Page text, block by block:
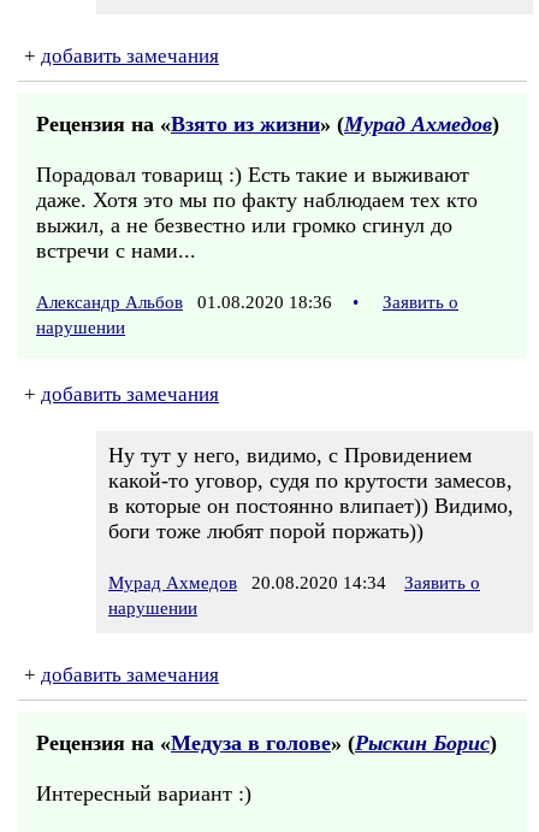
+ добавить замечания
Рецензия на «Взято из жизни» (Мурад Ахмедов)
Порадовал товарищ :) Есть такие и выживают
даже. Хотя это мы по факту наблюдаем тех кто
выжил, а не безвестно или громко сгинул до
встречи с нами...
Александр Альбов 01.08.2020 18:36 •
Заявить о
нарушении
+ добавить замечания
Ну тут у него, видимо, с Провидением
какой-то уговор, судя по крутости замесов,
в которые он постоянно влипает)) Видимо,
боги тоже любят порой поржать))
Мурад Ахмедов 20.08.2020 14:34
Заявить о
нарушении
+ добавить замечания
Рецензия на «Медуза в голове» (Рыскин Борис)
Интересный вариант :)